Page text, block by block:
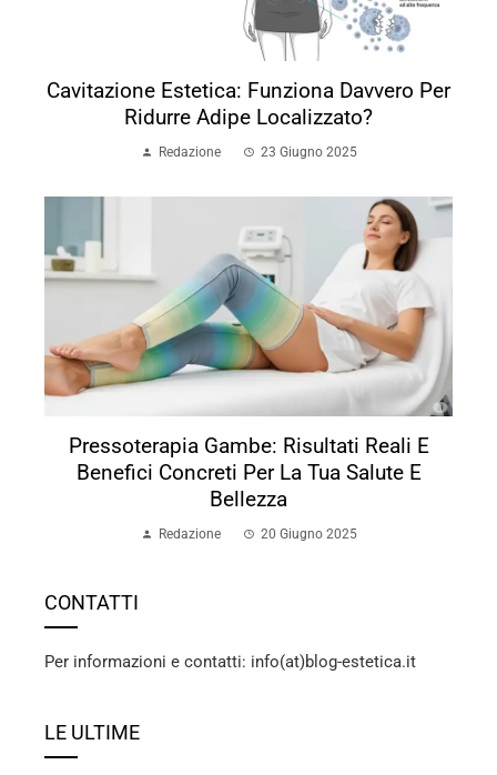
Cavitazione Estetica: Funziona Davvero Per
Ridurre Adipe Localizzato?
Redazione 23 Giugno 2025
Pressoterapia Gambe: Risultati Reali E
Benefici Concreti Per La Tua Salute E
Bellezza
Redazione 20 Giugno 2025
CONTATTI
Per informazioni e contatti: info(at)blog-estetica.it
LE ULTIME